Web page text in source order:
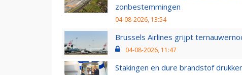
zonbestemmingen
04-08-2026, 13:54
Brussels Airlines grijpt
04-08-2026, 11:47
Stakingen en dure brandstof